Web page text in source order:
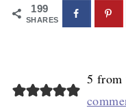
199
SHARES
5 from